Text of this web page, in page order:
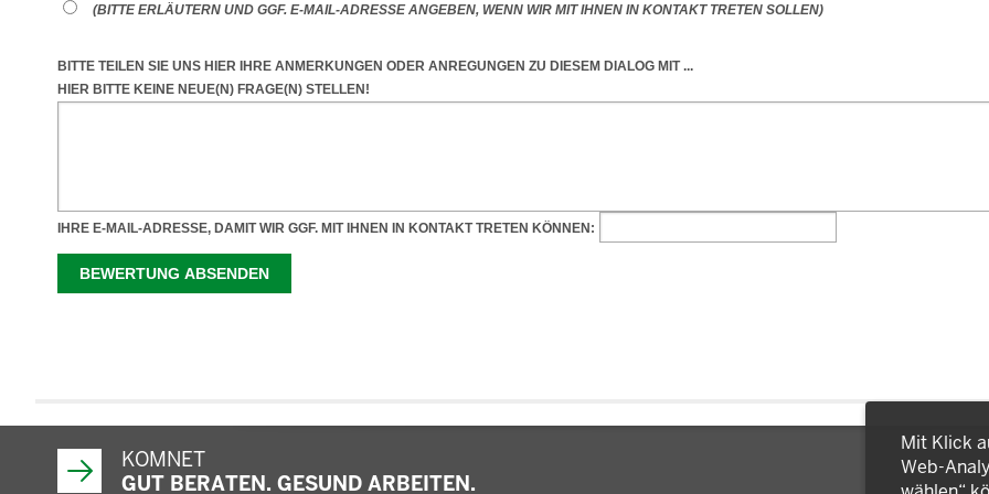
KOMNET
GUT BERATEN. GESUND ARBEITEN.
Mit Klick
Web-